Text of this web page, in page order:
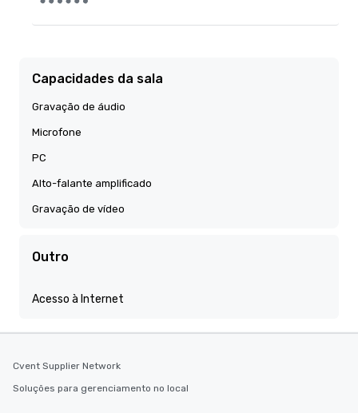
Capacidades da sala
Gravação de áudio
Microfone
PC
Alto-falante amplificado
Gravação de vídeo
Outro
Acesso à Internet
Cvent Supplier Network
Soluções para gerenciamento no local